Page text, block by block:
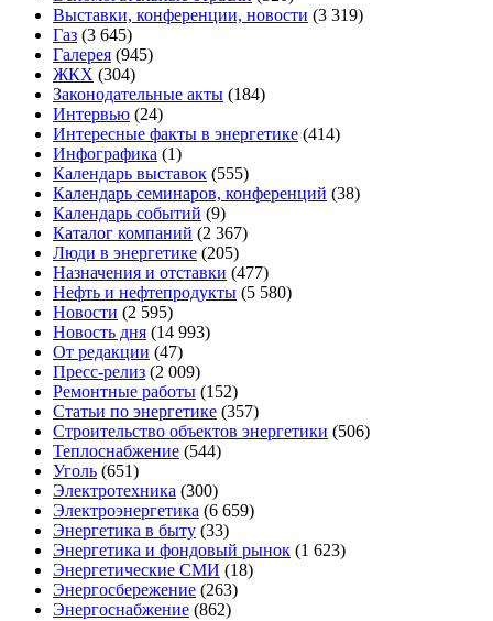
Выставки, конференции, новости (3 319)
Газ (3 645)
Галерея (945)
ЖКХ (304)
Законодательные акты (184)
Интервью (24)
Интересные факты в энергетике (414)
Инфографика (1)
Календарь выставок (555)
Календарь семинаров, конференций (38)
Календарь событий (9)
Каталог компаний (2 367)
Люди в энергетике (205)
Назначения и отставки (477)
Нефть и нефтепродукты (5 580)
Новости (2 595)
Новость дня (14 993)
От редакции (47)
Пресс-релиз (2 009)
Ремонтные работы (152)
Статьи по энергетике (357)
Строительство объектов энергетики (506)
Теплоснабжение (544)
Уголь (651)
Электротехника (300)
Электроэнергетика (6 659)
Энергетика в быту (33)
Энергетика и фондовый рынок (1 623)
Энергетические СМИ (18)
Энергосбережение (263)
Энергоснабжение (862)